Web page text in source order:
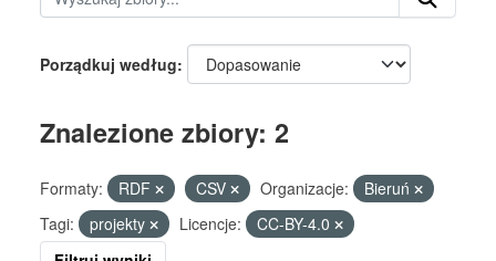
Porządkuj według
Znalezione zbiory: 2
Formaty: RDF CSV Organizacje:
Bieruń
Tagi:
projekty Licencje:
CC-BY-4.0